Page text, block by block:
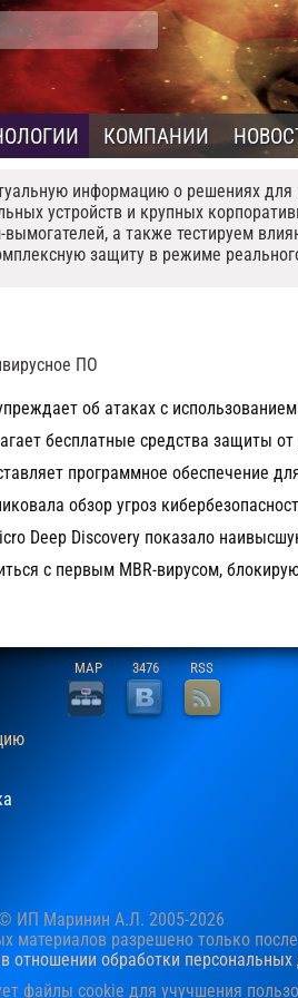
КОМПАНИИ
информацию о решениях для
устройств и крупных
а также тестируем
защиту в режиме
ПО
об атаках с
бесплатные средства защиты
программное обеспечение
обзор угроз
Deep Discovery показало
с первым MBR-вирусом,
MAP 3476 RSS
ИП Маринин А.Л. 2005-2026
материалов разрешено только
в отношении обработки
файлы cookie для учучшения